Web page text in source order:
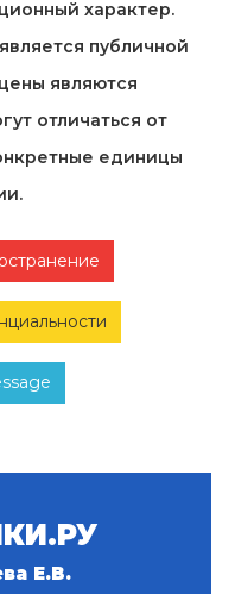
характер.
публичной
являются
отличаться от
единицы
Е.В.